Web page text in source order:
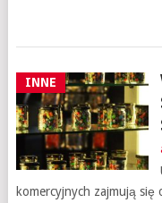
INNE
komercyjnych zajmują się